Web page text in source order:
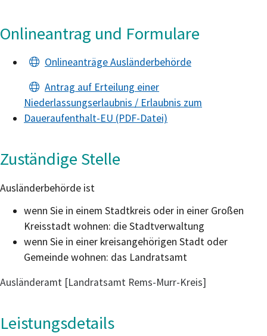
Onlineantrag und Formulare
Onlineanträge Ausländerbehörde
Antrag auf Erteilung einer
Niederlassungserlaubnis / Erlaubnis zum
Daueraufenthalt-EU (PDF-Datei)
Zuständige Stelle
Ausländerbehörde ist
wenn Sie in einem Stadtkreis oder in einer Großen
Kreisstadt wohnen: die Stadtverwaltung
wenn Sie in einer kreisangehörigen Stadt oder
Gemeinde wohnen: das Landratsamt
Ausländeramt [Landratsamt Rems-Murr-Kreis]
Leistungsdetails